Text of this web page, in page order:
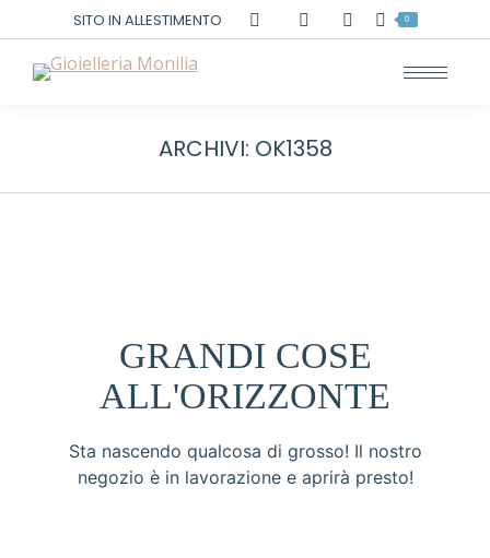
SITO IN ALLESTIMENTO Cerca: 0
ARCHIVI: OK1358
GRANDI COSE
ALL'ORIZZONTE
Sta nascendo qualcosa di grosso! Il nostro
negozio è in lavorazione e aprirà presto!